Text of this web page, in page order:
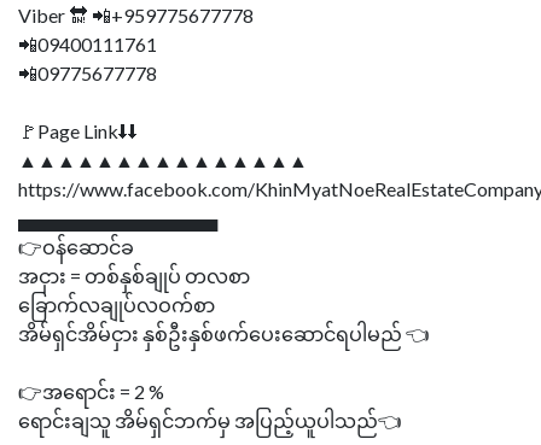
Viber 🔛 📲+959775677778
📲09400111761
📲09775677778
🚩Page Link⬇⬇
▲▲▲▲▲▲▲▲▲▲▲▲▲▲▲
https://www.facebook.com/
▄▄▄▄▄▄▄▄▄▄▄▄▄▄▄
👉ဝန်ဆောင်ခ
အငှား = တစ်နှစ်ချုပ် တလစာ
ခြောက်လချုပ်လဝက်စာ
အိမ်ရှင်အိမ်ငှား နှစ်ဦးနှစ်ဖက်ပေးဆောင်ရပါမည် 👈
👉အရောင်း = 2 %
ရောင်းချသူ အိမ်ရှင်ဘက်မှ အပြည့်ယူပါသည်👈